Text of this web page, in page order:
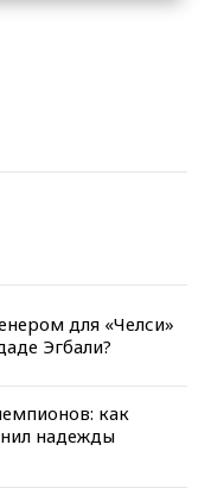
для «Челси»
Эгбали?
как
надежды